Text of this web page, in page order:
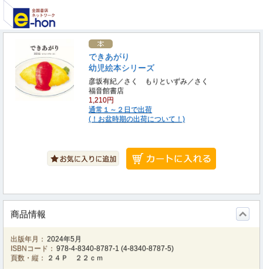
できあがり
幼児絵本シリーズ
彦坂有紀／さく もりといずみ／さく
福音館書店
1,210円
通常１～２日で出荷
(！お盆時期の出荷について！)
商品情報
出版年月： 2024年5月
ISBNコード： 978-4-8340-8787-1 (4-8340-8787-5)
頁数・縦：
２４Ｐ ２２ｃｍ